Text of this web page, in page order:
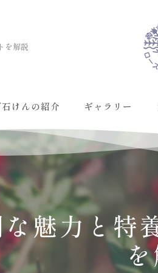
を解説
けんの紹介 ギャラリー
魅力と特